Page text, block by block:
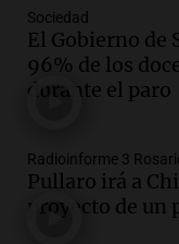
Febrero al
Noticias
Episodios
mil los
"hordas"
Radioinforme
Sociedad
El Gobierno de
96% de los
durante el paro
Radioinforme 3
Pullaro irá a
proyecto de un